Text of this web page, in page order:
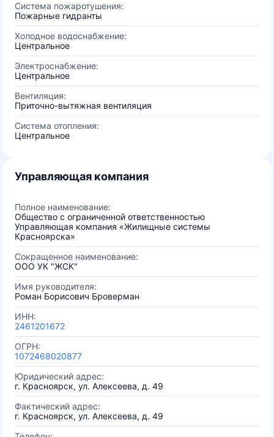
Система пожаротушения:
Пожарные гидранты
Холодное водоснабжение:
Центральное
Электроснабжение:
Центральное
Вентиляция:
Приточно-вытяжная вентиляция
Система отопления:
Центральное
Управляющая компания
Полное наименование:
Общество с ограниченной ответственностью
Управляющая компания «Жилищные системы
Красноярска»
Сокращенное наименование:
ООО УК "ЖСК"
Имя руководителя:
Роман Борисович Броверман
ИНН:
2461201672
ОГРН:
1072468020877
Юридический адрес:
г. Красноярск, ул. Алексеева, д. 49
Фактический адрес:
г. Красноярск, ул. Алексеева, д. 49